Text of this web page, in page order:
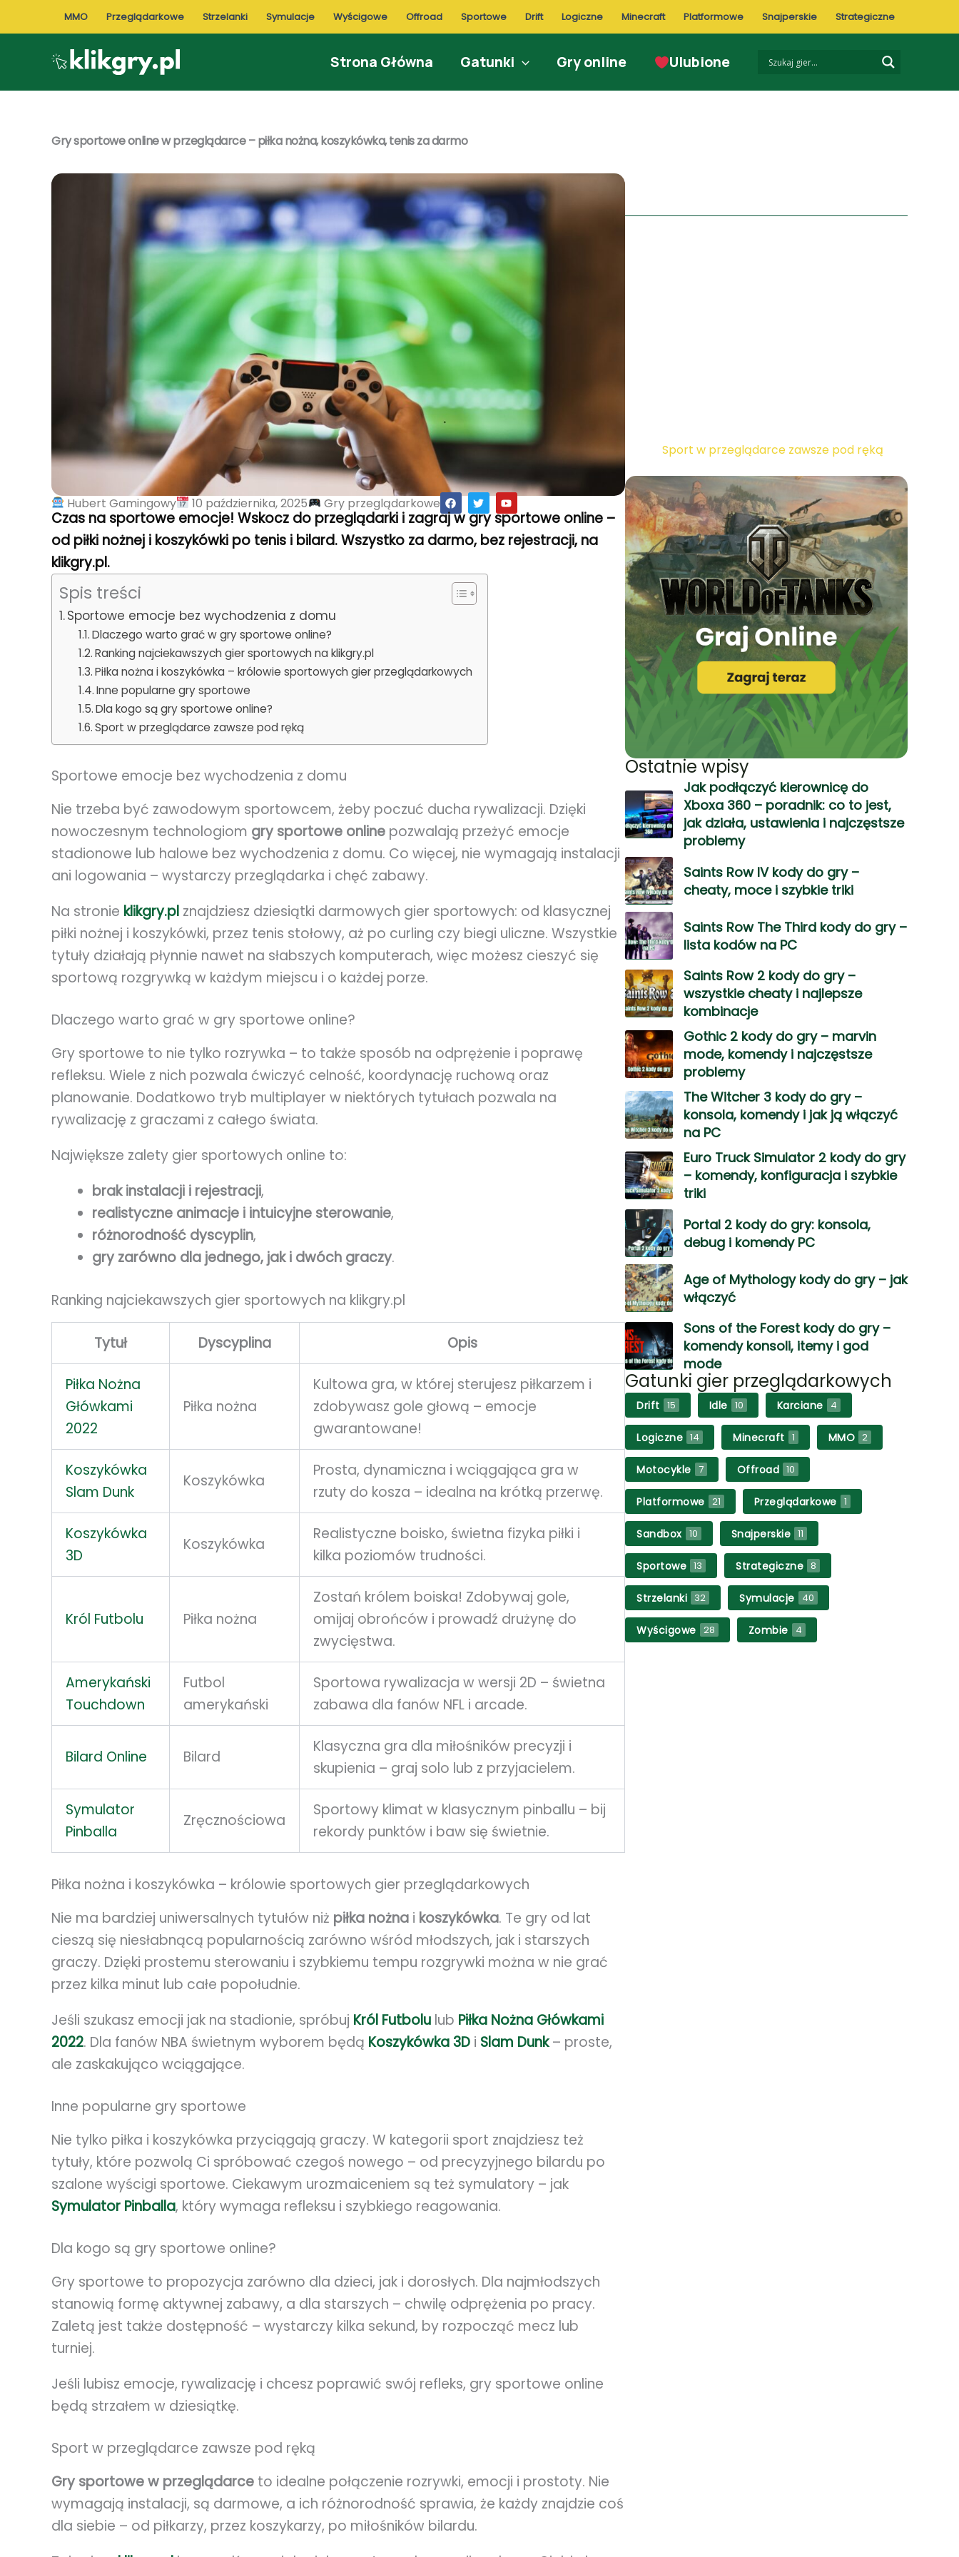
MMO Przeglądarkowe Strzelanki Symulacje Wyścigowe Offroad Sportowe Drift Logiczne Minecraft Platformowe Snajperskie Strategiczne
Strona Główna Gatunki Gry online Ulubione
Gry sportowe online w przeglądarce – piłka nożna, koszykówka, tenis za darmo
Hubert Gamingowy 10 października, 2025 Gry przeglądarkowe F
a
c
e
b
k
T
w
i
t
t
Y
o
u
u
Czas na sportowe emocje! Wskocz do przeglądarki i zagraj w gry sportowe online –
od piłki nożnej i koszykówki po tenis i bilard. Wszystko za darmo, bez rejestracji, na
klikgry.pl.
Spis treści
Sportowe emocje bez wychodzenia z domu
Dlaczego warto grać w gry sportowe online?
Ranking najciekawszych gier sportowych na klikgry.pl
Piłka nożna i koszykówka – królowie sportowych gier przeglądarkowych
Inne popularne gry sportowe
Dla kogo są gry sportowe online?
Sport w przeglądarce zawsze pod ręką
Sportowe emocje bez wychodzenia z domu
Nie trzeba być zawodowym sportowcem, żeby poczuć ducha rywalizacji. Dzięki
nowoczesnym technologiom gry sportowe online pozwalają przeżyć emocje
stadionowe lub halowe bez wychodzenia z domu. Co więcej, nie wymagają instalacji
ani logowania – wystarczy przeglądarka i chęć zabawy.
Na stronie klikgry.pl znajdziesz dziesiątki darmowych gier sportowych: od klasycznej
piłki nożnej i koszykówki, przez tenis stołowy, aż po curling czy biegi uliczne. Wszystkie
tytuły działają płynnie nawet na słabszych komputerach, więc możesz cieszyć się
sportową rozgrywką w każdym miejscu i o każdej porze.
Dlaczego warto grać w gry sportowe online?
Gry sportowe to nie tylko rozrywka – to także sposób na odprężenie i poprawę
refleksu. Wiele z nich pozwala ćwiczyć celność, koordynację ruchową oraz
planowanie. Dodatkowo tryb multiplayer w niektórych tytułach pozwala na
rywalizację z graczami z całego świata.
Największe zalety gier sportowych online to:
brak instalacji i rejestracji,
realistyczne animacje i intuicyjne sterowanie,
różnorodność dyscyplin,
gry zarówno dla jednego, jak i dwóch graczy.
Ranking najciekawszych gier sportowych na klikgry.pl
Tytuł Dyscyplina Opis
Piłka Nożna
Główkami
2022
Piłka nożna
Kultowa gra, w której sterujesz piłkarzem i
zdobywasz gole głową – emocje
gwarantowane!
Koszykówka
Slam Dunk
Koszykówka
Prosta, dynamiczna i wciągająca gra w
rzuty do kosza – idealna na krótką przerwę.
Koszykówka
3D
Koszykówka
Realistyczne boisko, świetna fizyka piłki i
kilka poziomów trudności.
Król Futbolu Piłka nożna
Zostań królem boiska! Zdobywaj gole,
omijaj obrońców i prowadź drużynę do
zwycięstwa.
Amerykański
Touchdown
Futbol
amerykański
Sportowa rywalizacja w wersji 2D – świetna
zabawa dla fanów NFL i arcade.
Bilard Online Bilard
Klasyczna gra dla miłośników precyzji i
skupienia – graj solo lub z przyjacielem.
Symulator
Pinballa
Zręcznościowa
Sportowy klimat w klasycznym pinballu – bij
rekordy punktów i baw się świetnie.
Piłka nożna i koszykówka – królowie sportowych gier przeglądarkowych
Nie ma bardziej uniwersalnych tytułów niż piłka nożna i koszykówka. Te gry od lat
cieszą się niesłabnącą popularnością zarówno wśród młodszych, jak i starszych
graczy. Dzięki prostemu sterowaniu i szybkiemu tempu rozgrywki można w nie grać
przez kilka minut lub całe popołudnie.
Jeśli szukasz emocji jak na stadionie, spróbuj Król Futbolu lub Piłka Nożna Główkami
2022. Dla fanów NBA świetnym wyborem będą Koszykówka 3D i Slam Dunk– proste,
ale zaskakująco wciągające.
Inne popularne gry sportowe
Nie tylko piłka i koszykówka przyciągają graczy. W kategorii sport znajdziesz też
tytuły, które pozwolą Ci spróbować czegoś nowego – od precyzyjnego bilardu po
szalone wyścigi sportowe. Ciekawym urozmaiceniem są też symulatory – jak
Symulator Pinballa, który wymaga refleksu i szybkiego reagowania.
Dla kogo są gry sportowe online?
Gry sportowe to propozycja zarówno dla dzieci, jak i dorosłych. Dla najmłodszych
stanowią formę aktywnej zabawy, a dla starszych – chwilę odprężenia po pracy.
Zaletą jest także dostępność – wystarczy kilka sekund, by rozpocząć mecz lub
turniej.
Jeśli lubisz emocje, rywalizację i chcesz poprawić swój refleks, gry sportowe online
będą strzałem w dziesiątkę.
Sport w przeglądarce zawsze pod ręką
Gry sportowe w przeglądarce to idealne połączenie rozrywki, emocji i prostoty. Nie
wymagają instalacji, są darmowe, a ich różnorodność sprawia, że każdy znajdzie coś
dla siebie – od piłkarzy, przez koszykarzy, po miłośników bilardu.
Sport w przeglądarce zawsze pod ręką
Ostatnie wpisy
Jak podłączyć kierownicę do
Xboxa 360 – poradnik: co to jest,
jak działa, ustawienia i najczęstsze
problemy
Saints Row IV kody do gry –
cheaty, moce i szybkie triki
Saints Row The Third kody do gry –
lista kodów na PC
Saints Row 2 kody do gry –
wszystkie cheaty i najlepsze
kombinacje
Gothic 2 kody do gry – marvin
mode, komendy i najczęstsze
problemy
The Witcher 3 kody do gry –
konsola, komendy i jak ją włączyć
na PC
Euro Truck Simulator 2 kody do gry
– komendy, konfiguracja i szybkie
triki
Portal 2 kody do gry: konsola,
debug i komendy PC
Age of Mythology kody do gry – jak
włączyć
Sons of the Forest kody do gry –
komendy konsoli, itemy i god
mode
Gatunki gier przeglądarkowych
Drift 15 Idle 10 Karciane 4
Logiczne 14 Minecraft 1 MMO 2
Motocykle 7 Offroad 10
Platformowe 21 Przeglądarkowe 1
Sandbox 10 Snajperskie 11
Sportowe 13 Strategiczne 8
Strzelanki 32 Symulacje 40
Wyścigowe 28 Zombie 4